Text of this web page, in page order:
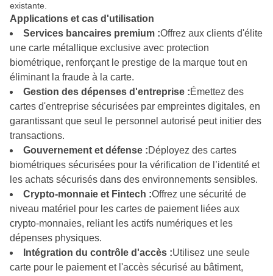
existante.
Applications et cas d'utilisation
Services bancaires premium :Offrez aux clients d'élite
une carte métallique exclusive avec protection
biométrique, renforçant le prestige de la marque tout en
éliminant la fraude à la carte.
Gestion des dépenses d'entreprise :Émettez des
cartes d'entreprise sécurisées par empreintes digitales, en
garantissant que seul le personnel autorisé peut initier des
transactions.
Gouvernement et défense :Déployez des cartes
biométriques sécurisées pour la vérification de l’identité et
les achats sécurisés dans des environnements sensibles.
Crypto-monnaie et Fintech :Offrez une sécurité de
niveau matériel pour les cartes de paiement liées aux
crypto-monnaies, reliant les actifs numériques et les
dépenses physiques.
Intégration du contrôle d'accès :Utilisez une seule
carte pour le paiement et l'accès sécurisé au bâtiment,